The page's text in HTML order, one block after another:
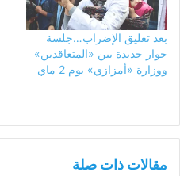
بعد تعليق الإضراب…جلسة
حوار جديدة بين «المتعاقدين»
ووزارة «أمزازي» يوم 2 ماي
مقالات ذات صلة